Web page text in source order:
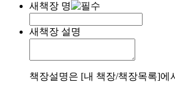
새책장 명
새책장 설명
책장설명은 [내 책장/책장목록]에